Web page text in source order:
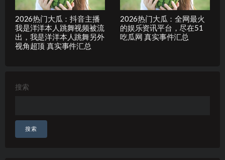
2026热门大瓜：抖音主播
我是洋洋本人跳舞视频被流
出，我是洋洋本人跳舞另外
视角超顶 真实事件汇总
2026热门大瓜：全网最火
的娱乐资讯平台，尽在51
吃瓜网 真实事件汇总
搜索
搜索